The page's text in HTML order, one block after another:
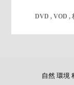
DVD , VOD ,
自然 環境